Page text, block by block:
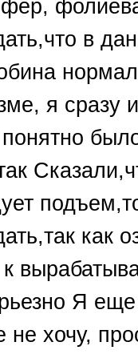
в
я сразу
как
к
Я еще
не хочу,